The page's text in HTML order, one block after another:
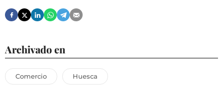
Archivado en
Comercio Huesca